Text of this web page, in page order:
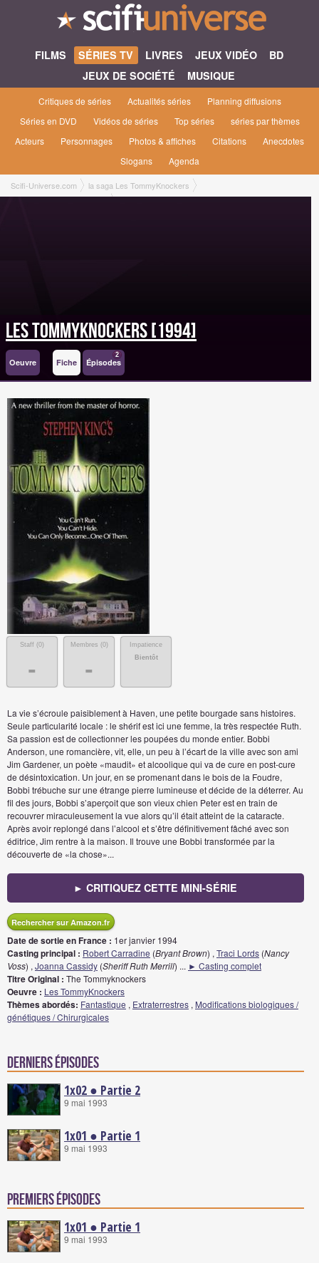
FILMS SÉRIES TV LIVRES JEUX VIDÉO
BD
JEUX DE SOCIÉTÉ
MUSIQUE
Critiques de séries Actualités séries
Planning diffusions
Séries en DVD
Vidéos de séries Top séries
séries par thèmes
Acteurs
Personnages Photos & affiches Citations
Anecdotes
Slogans
Agenda
Scifi-Universe.com
la saga Les TommyKnockers
Les Tommyknockers [1994]
Les Tommyknockers [1994]
Oeuvre Fiche Épisodes
2
Staff (0)
-
Membres (0)
-
Impatience
Bientôt
La vie s’écroule paisiblement à Haven, une petite bourgade sans histoires.
Seule particularité locale : le shérif est ici une femme, la très respectée Ruth.
Sa passion est de collectionner les poupées du monde entier. Bobbi
Anderson, une romancière, vit, elle, un peu à l’écart de la ville avec son ami
Jim Gardener, un poète «maudit» et alcoolique qui va de cure en post-cure
de désintoxication. Un jour, en se promenant dans le bois de la Foudre,
Bobbi trébuche sur une étrange pierre lumineuse et décide de la déterrer. Au
fil des jours, Bobbi s’aperçoit que son vieux chien Peter est en train de
recouvrer miraculeusement la vue alors qu’il était atteint de la cataracte.
Après avoir replongé dans l’alcool et s’être définitivement fâché avec son
éditrice, Jim rentre à la maison. Il trouve une Bobbi transformée par la
découverte de «la chose»...
► CRITIQUEZ CETTE MINI-SÉRIE
Rechercher sur Amazon.fr
Date de sortie en France : 1er janvier 1994
Casting principal : Robert Carradine (Bryant Brown) , Traci Lords (Nancy
Voss) , Joanna Cassidy (Sheriff Ruth Merrill) ... ► Casting complet
Titre Original : The Tommyknockers
Oeuvre : Les TommyKnockers
Thèmes abordés: Fantastique , Extraterrestres , Modifications biologiques /
génétiques / Chirurgicales
Derniers épisodes
1x02 ● Partie 2
9 mai 1993
1x01 ● Partie 1
9 mai 1993
Premiers épisodes
1x01 ● Partie 1
9 mai 1993